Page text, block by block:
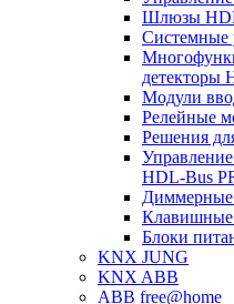
Шлюзы
Системные
детекторы
Модули
Релейные
Решения
HDL-Bus
Диммерные
Клавишные
Блоки
KNX JUNG
KNX ABB
ABB free@home